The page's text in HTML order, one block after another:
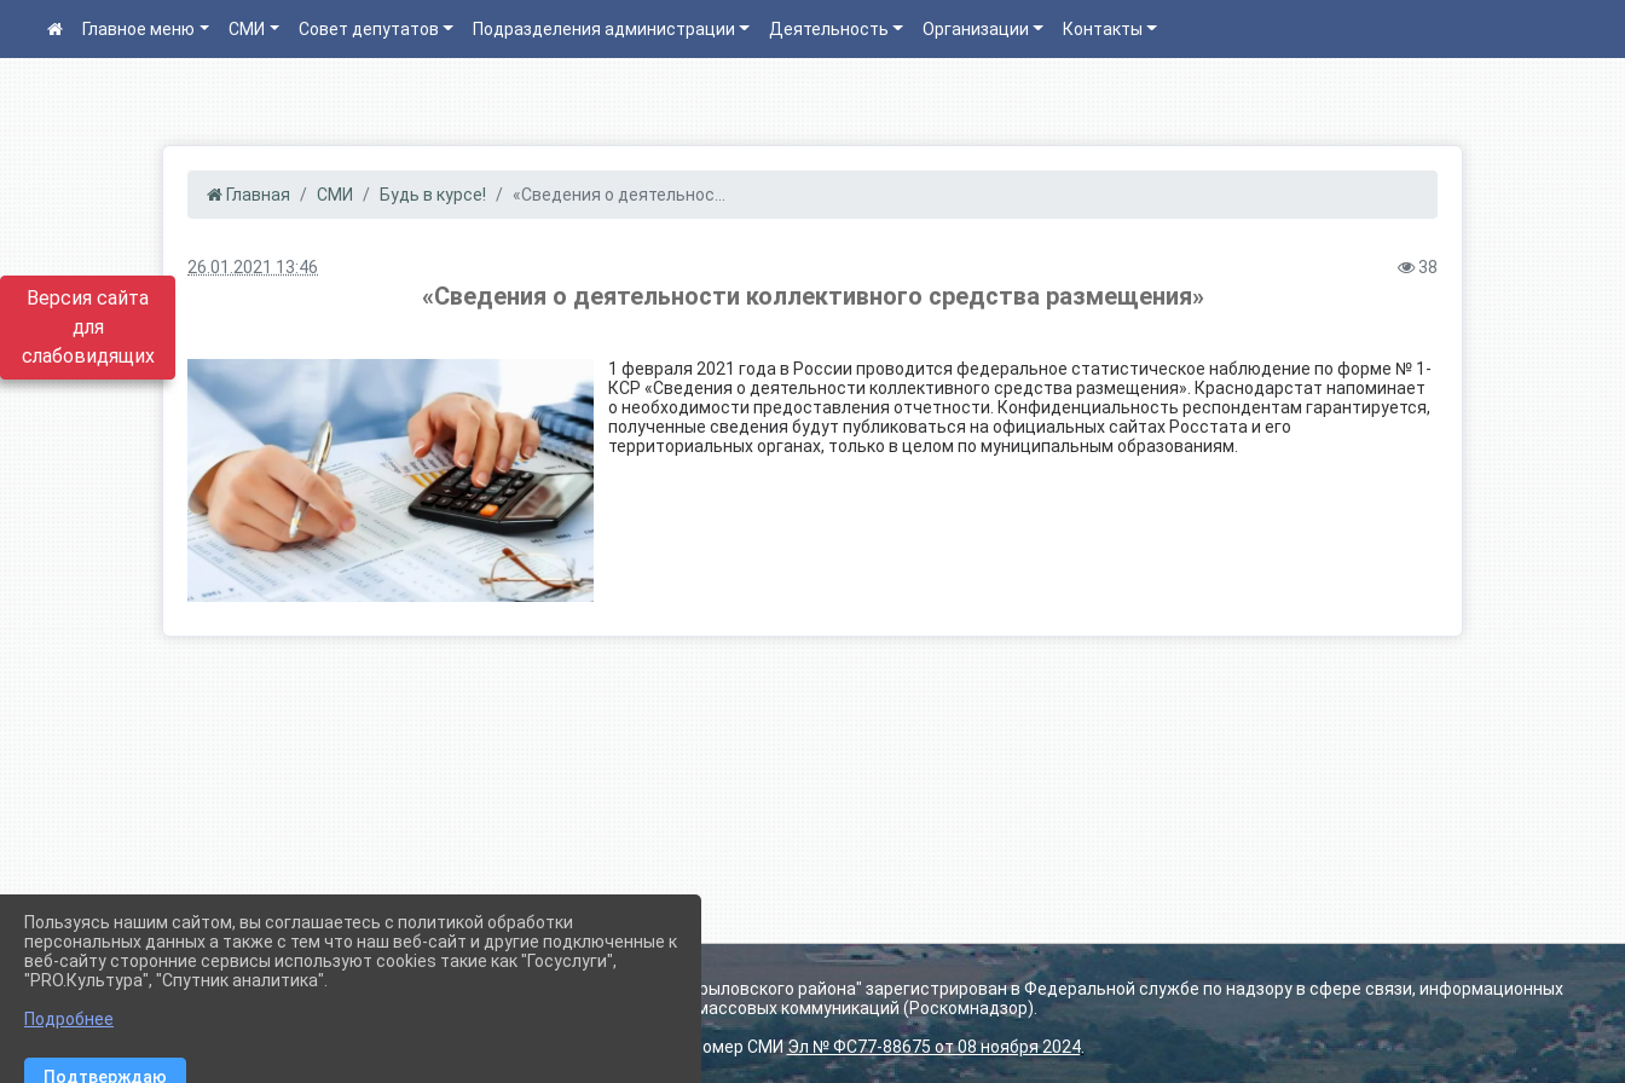
Версия сайта
для
слабовидящих
Главное меню СМИ Совет депутатов Подразделения администрации Деятельность Организации Контакты
Главная СМИ Будь в курсе! «Сведения о деятельнос...
26.01.2021 13:46 38
«Сведения о деятельности коллективного средства размещения»
1 февраля 2021 года в России проводится федеральное статистическое наблюдение по форме № 1-
КСР «Сведения о деятельности коллективного средства размещения». Краснодарстат напоминает
о необходимости предоставления отчетности. Конфиденциальность респондентам гарантируется,
полученные сведения будут публиковаться на официальных сайтах Росстата и его
территориальных органах, только в целом по муниципальным образованиям.
Сетевое издание (сайт) "Администрации Крыловского сельского поселения Крыловского района" зарегистрирован в Федеральной службе по надзору в сфере связи, информационных
технологий и массовых коммуникаций (Роскомнадзор).
Регистрационный номер СМИЭл № ФС77-88675 от 08 ноября 2024.
Пользуясь нашим сайтом, вы соглашаетесь с политикой обработки
персональных данных а также с тем что наш веб-сайт и другие подключенные к
веб-сайту сторонние сервисы используют cookies такие как "Госуслуги",
"PRO.Культура", "Спутник аналитика".
Подробнее
Подтверждаю